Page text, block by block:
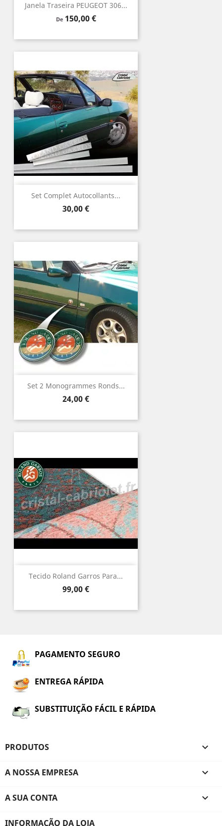
Janela Traseira PEUGEOT 306...
De Preço
150,00 €
Set Complet Autocollants...
Preço
30,00 €
Set 2 Monogrammes Ronds...
Preço
24,00 €
Tecido Roland Garros Para...
Preço
99,00 €
PAGAMENTO SEGURO
ENTREGA RÁPIDA
SUBSTITUIÇÃO FÁCIL E RÁPIDA
PRODUTOS 
A NOSSA EMPRESA 
A SUA CONTA 
INFORMAÇÃO DA LOJA